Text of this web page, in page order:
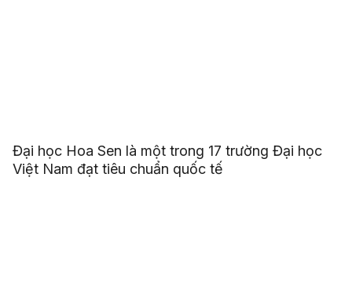
Đại học Hoa Sen là một trong 17 trường Đại học
Việt Nam đạt tiêu chuẩn quốc tế